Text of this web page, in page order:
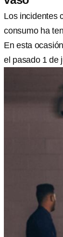
Los incidentes
consumo ha
En esta
el pasado 1 de